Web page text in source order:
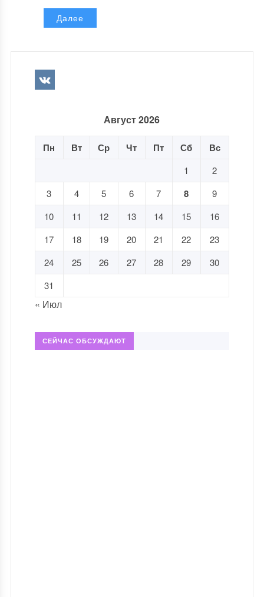
Далее
Август 2026
Пн Вт Ср Чт Пт Сб Вс
1
2
3
4 5 6 7 8
9
10
11 12 13 14 15
16
17
18 19 20 21 22
23
24
25 26 27 28 29
30
31
« Июл
СЕЙЧАС ОБСУЖДАЮТ